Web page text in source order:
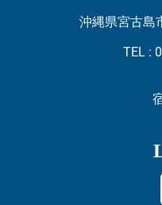
沖縄県宮古島
TEL :